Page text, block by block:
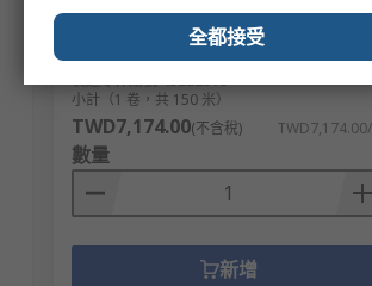
RS庫存編號276-1089
製造零件編號4522231S
小計（1 卷，共 150 米）
TWD7,174.00(不含稅)
數量
新增
全都接受